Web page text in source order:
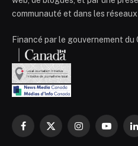
communauté et dans les
Financé par le gouvernement du
Facebook
X
InstagramYouTube